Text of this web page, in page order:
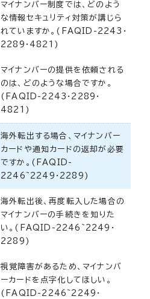
マイナンバー制度では、どのよう
な情報セキュリティ対策が講じら
れていますか。(FAQID-2243・
2289・4821)
マイナンバーの提供を依頼される
のは、どのような場合ですか。
(FAQID-2243・2289・
4821)
海外転出する場合、マイナンバー
カードや通知カードの返却が必要
ですか。(FAQID-
2246~2249・2289)
海外転出後、再度転入した場合の
マイナンバーの手続きを知りた
い。(FAQID-2246~2249・
2289)
視覚障害があるため、マイナンバ
ーカードを点字化してほしい。
(FAQID-2246~2249・